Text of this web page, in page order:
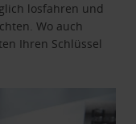
losfahren und
Wo auch
Ihren Schlüssel